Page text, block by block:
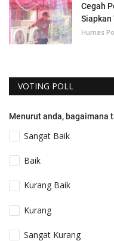
Cegah
Siapkan
Humas
VOTING POLL
Menurut anda, bagaimana
Sangat Baik
Baik
Kurang Baik
Kurang
Sangat Kurang